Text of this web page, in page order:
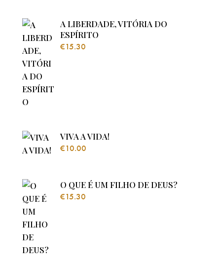
A LIBERDADE, VITÓRIA DO
ESPÍRITO
€15.30
VIVA A VIDA!
€10.00
O QUE É UM FILHO DE DEUS?
€15.30